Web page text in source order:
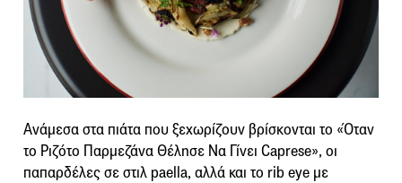
Ανάμεσα στα πιάτα που ξεχωρίζουν βρίσκονται το «Όταν
το Ριζότο Παρμεζάνα Θέλησε Να Γίνει Caprese», οι
παπαρδέλες σε στιλ paella, αλλά και το rib eye με